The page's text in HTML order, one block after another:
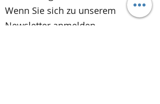
Wenn Sie sich zu unserem
Newsletter anmelden,